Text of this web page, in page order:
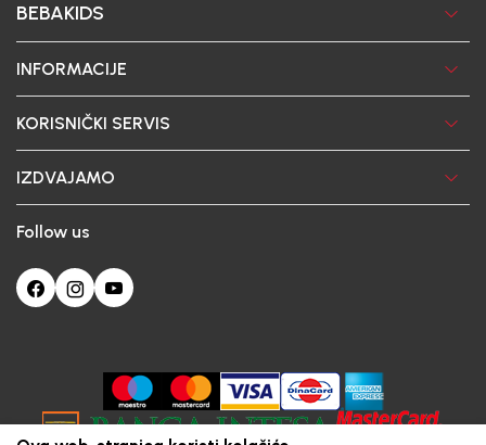
BEBAKIDS
INFORMACIJE
KORISNIČKI SERVIS
IZDVAJAMO
Follow us